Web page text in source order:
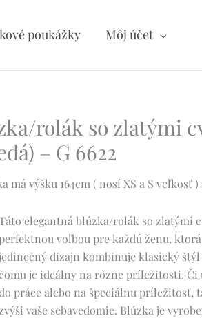
poukážky Môj účet
rolák so zlatými
– G 6622
má výšku 164cm ( nosí XS a S veľkosť
elegantná blúzka/rolák so zlatými
perfektnou voľbou pre každú ženu,
jedinečný dizajn kombinuje klasický
je ideálny na rôzne príležitosti.
práce alebo na špeciálnu príležitosť,
zvýši vaše sebavedomie. Blúzka je